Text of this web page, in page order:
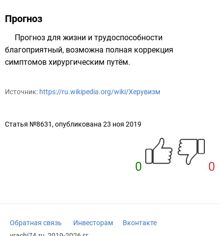
Прогноз
Прогноз для жизни и трудоспособности
благоприятный, возможна полная коррекция
симптомов хирургическим путём.
Источник: https://ru.wikipedia.org/wiki/Херувизм
Статья №8631, опубликована 23 ноя 2019
0 0
Обратная связь Инвесторам
Вконтакте